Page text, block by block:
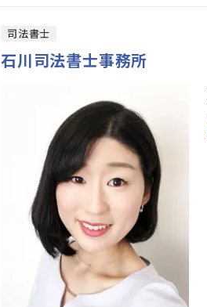
司法書士
石川司法書士事務所